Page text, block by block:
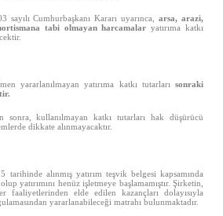
Cumhurbaşkanı Kararı uyarınca,arsa, arazi,
tabi olmayan harcamalar yatırıma katkı
yararlanılmayan yatırıma katkı tutarları sonraki
sonra, kullanılmayan katkı tutarları hak düşürücü
dikkate alınmayacaktır.
tarihinde alınmış yatırım teşvik belgesi kapsamında
yatırımını henüz işletmeye başlamamıştır. Şirketin,
faaliyetlerinden elde edilen kazançları dolayısıyla
yararlanabileceği matrahı bulunmaktadır.